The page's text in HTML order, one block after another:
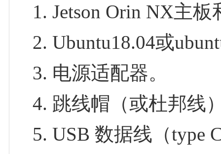
Jetson Orin NX主
Ubuntu18.04或
电源适配器。
跳线帽（或杜邦线
USB 数据线（type